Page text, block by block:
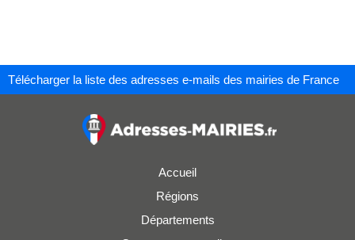
Télécharger la liste des adresses e-mails des mairies de France
Accueil
Régions
Départements